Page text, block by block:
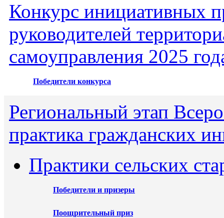
Конкурс инициативных
руководителей
самоуправления 2025
Победители конкурса
Региональный этап
практика гражданских
Практики сельских
Победители и призеры
Поощрительный приз